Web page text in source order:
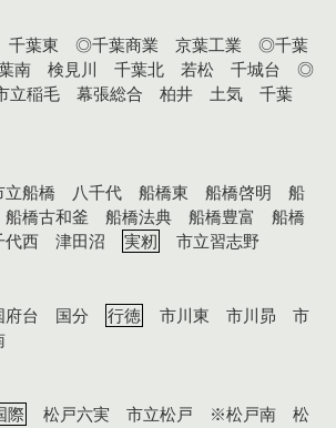
千葉東 ◎千葉商業 京葉工業 ◎千葉
葉南 検見川 千葉北 若松 千城台 ◎
稲毛 幕張総合 柏井 土気 千葉
船橋 八千代 船橋東 船橋啓明 船
橋古和釜 船橋法典 船橋豊富 船橋
代西 津田沼
実籾 市立習志野
府台 国分 行徳
市川東 市川昴 市
際
松戸六実 市立松戸 ※松戸南 松